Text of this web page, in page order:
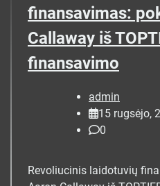
finansavimas:
Callaway iš
finansavimo
admin
15 rugsėjo,
0
Revoliucinis laidotuvių